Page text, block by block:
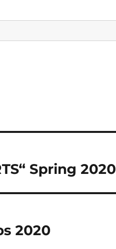
Spring 2020
2020